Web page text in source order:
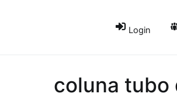
Login
coluna tubo